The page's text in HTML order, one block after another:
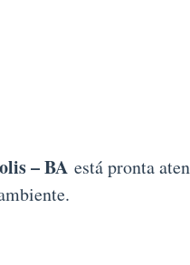
– BA está pronta